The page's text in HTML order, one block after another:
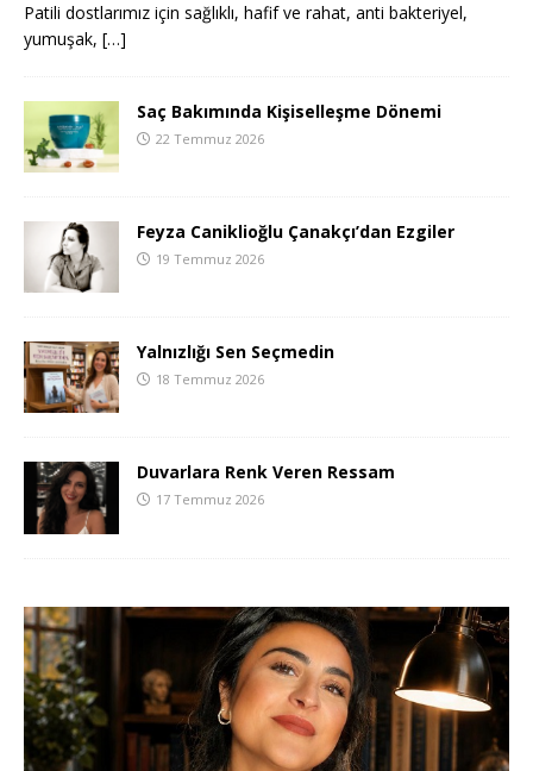
Patili dostlarımız için sağlıklı, hafif ve rahat, anti bakteriyel,
yumuşak, […]
Saç Bakımında Kişiselleşme Dönemi
22 Temmuz 2026
Feyza Caniklioğlu Çanakçı’dan Ezgiler
19 Temmuz 2026
Yalnızlığı Sen Seçmedin
18 Temmuz 2026
Duvarlara Renk Veren Ressam
17 Temmuz 2026